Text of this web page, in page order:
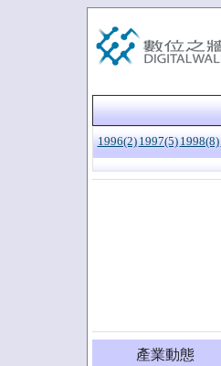
1996(2) 1997(5) 1998(8)
產業動態